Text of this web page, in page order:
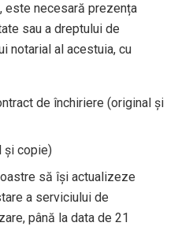
este necesară prezența
sau a dreptului de
notarial al acestuia, cu
de închiriere (original și
și copie)
să își actualizeze
a serviciului de
până la data de 21